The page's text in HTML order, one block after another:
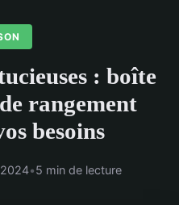
: boîte
rangement
besoins
•5 min de lecture